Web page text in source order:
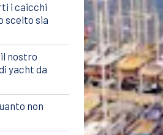
i caicchi
scelto sia
nostro
yacht da
non